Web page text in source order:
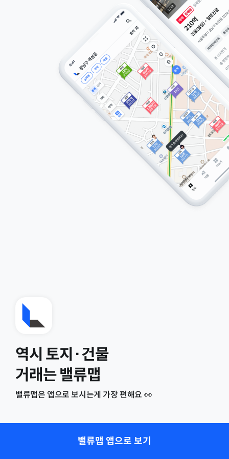
역시 토지·건물
거래는 밸류맵
밸류맵은 앱으로 보시는게 가장 편해요 👀
밸류맵 앱으로 보기